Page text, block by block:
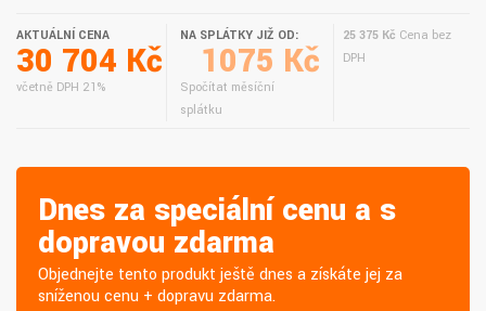
AKTUÁLNÍ CENA
30 704 Kč
včetně DPH 21%
NA SPLÁTKY JIŽ OD:
1075 Kč
Spočítat měsíční
splátku
25 375 Kč Cena bez
DPH
Dnes za speciální cenu a s
dopravou zdarma
Objednejte tento produkt ještě dnes a získáte jej za
sníženou cenu + dopravu zdarma.